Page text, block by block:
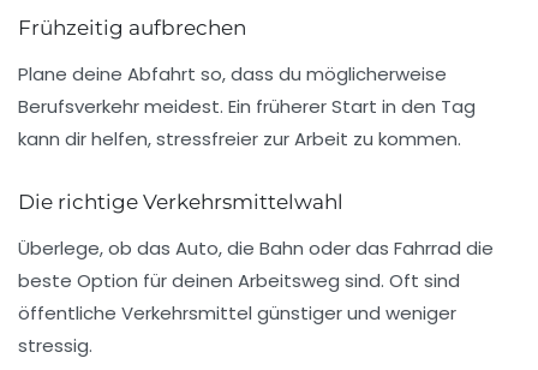
Frühzeitig aufbrechen
Plane deine Abfahrt so, dass du möglicherweise
Berufsverkehrmeidest. Ein früherer Start in den Tag
kann dir helfen, stressfreier zur Arbeit zu kommen.
Die richtige Verkehrsmittelwahl
Überlege, ob das Auto, die Bahn oder das Fahrrad die
beste Option für deinen Arbeitsweg sind. Oft sind
öffentliche Verkehrsmittel günstiger und weniger
stressig.